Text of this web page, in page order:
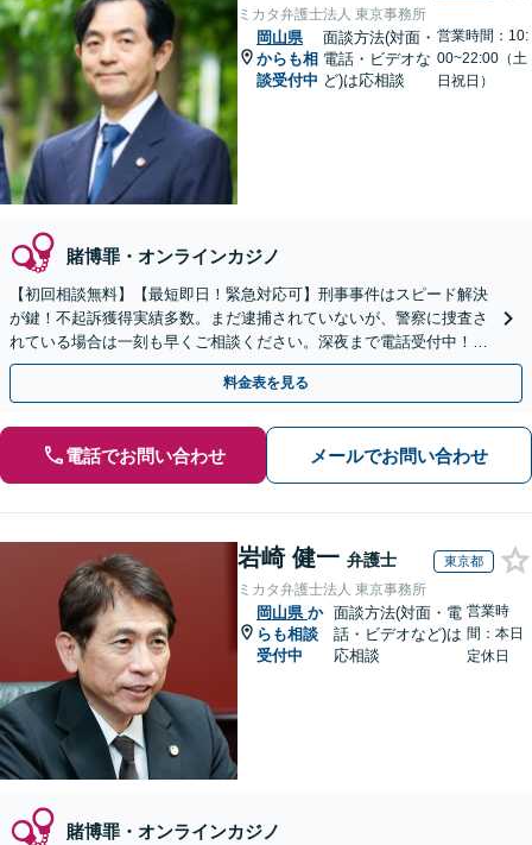
ミカタ弁護士法人 東京事務所
岡山県
からも相
談受付中
面談方法(対面・
電話・ビデオな
ど)は応相談
営業時間：10:
00~22:00（土
日祝日）
賭博罪・オンラインカジノ
【初回相談無料】【最短即日！緊急対応可】刑事事件はスピード解決
が鍵！不起訴獲得実績多数。まだ逮捕されていないが、警察に捜査さ
れている場合は一刻も早くご相談ください。深夜まで電話受付中！痴
漢／盗撮／のぞき／その他性犯罪など
料金表を見る
電話でお問い合わせ メールでお問い合わせ
岩崎 健一 弁護士 東京都
ミカタ弁護士法人 東京事務所
岡山県 か
らも相談
受付中
面談方法(対面・電
話・ビデオなど)は
応相談
営業時
間：本日
定休日
賭博罪・オンラインカジノ